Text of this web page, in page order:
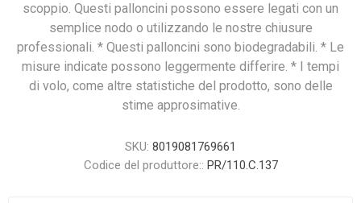
scoppio. Questi palloncini possono essere legati con un
semplice nodo o utilizzando le nostre chiusure
professionali. * Questi palloncini sono biodegradabili. * Le
misure indicate possono leggermente differire. * I tempi
di volo, come altre statistiche del prodotto, sono delle
stime approsimative.
SKU: 8019081769661
Codice del produttore:: PR/110.C.137